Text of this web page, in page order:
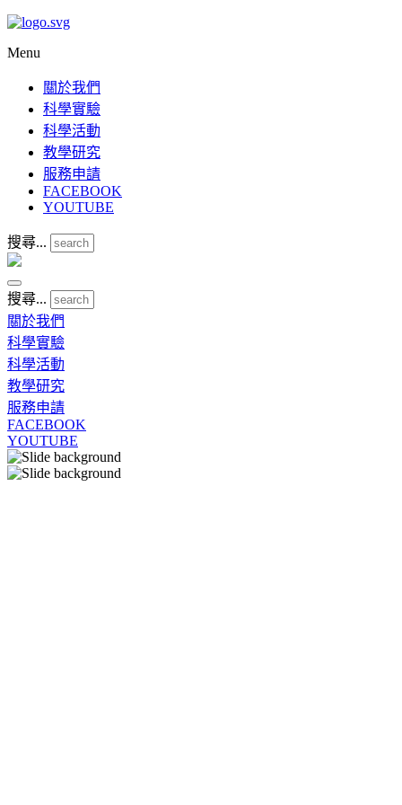
Menu
關於我們
科學實驗
科學活動
教學研究
服務申請
FACEBOOK
YOUTUBE
搜尋...
搜尋...
關於我們
科學實驗
科學活動
教學研究
服務申請
FACEBOOK
YOUTUBE